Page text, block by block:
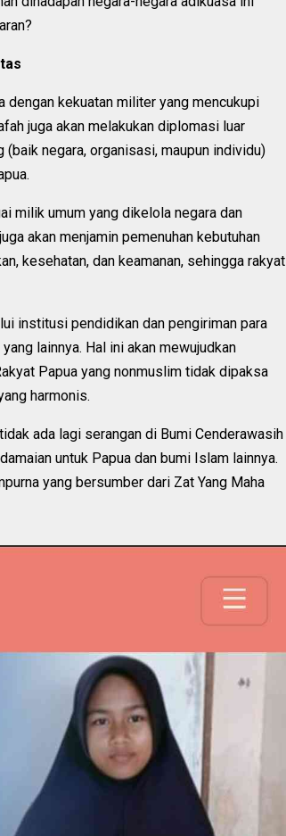
dengan kekuatan militer yang mencukupi
juga akan melakukan diplomasi luar
negara, organisasi, maupun individu)
milik umum yang dikelola negara dan
akan menjamin pemenuhan kebutuhan
kesehatan, dan keamanan, sehingga rakyat
institusi pendidikan dan pengiriman para
lainnya. Hal ini akan mewujudkan
Papua yang nonmuslim tidak dipaksa
harmonis.
ada lagi serangan di Bumi Cenderawasih
untuk Papua dan bumi Islam lainnya.
yang bersumber dari Zat Yang Maha